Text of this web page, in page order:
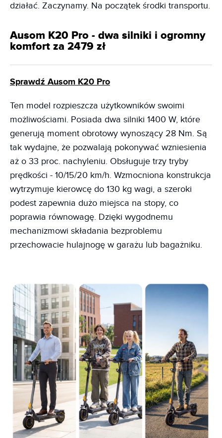
działać. Zaczynamy. Na początek środki transportu.
Ausom K20 Pro - dwa silniki i ogromny
komfort za 2479 zł
Sprawdź Ausom K20 Pro
Ten model rozpieszcza użytkowników swoimi
możliwościami. Posiada dwa silniki 1400 W, które
generują moment obrotowy wynoszący 28 Nm. Są
tak wydajne, że pozwalają pokonywać wzniesienia
aż o 33 proc. nachyleniu. Obsługuje trzy tryby
prędkości - 10/15/20 km/h. Wzmocniona konstrukcja
wytrzymuje kierowcę do 130 kg wagi, a szeroki
podest zapewnia dużo miejsca na stopy, co
poprawia równowagę. Dzięki wygodnemu
mechanizmowi składania bezproblemu
przechowacie hulajnogę w garażu lub bagażniku.